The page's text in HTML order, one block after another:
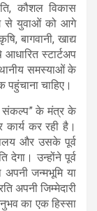
कौशल विकास
से युवाओं को आगे
बागवानी, खाद्य
स्टार्टअप
समस्याओं के
चाहिए।
संकल्प” के मंत्र के
कार्य कर रही है।
और उसके पूर्व
उन्होंने पूर्व
जन्मभूमि या
अपनी जिम्मेदारी
का एक हिस्सा